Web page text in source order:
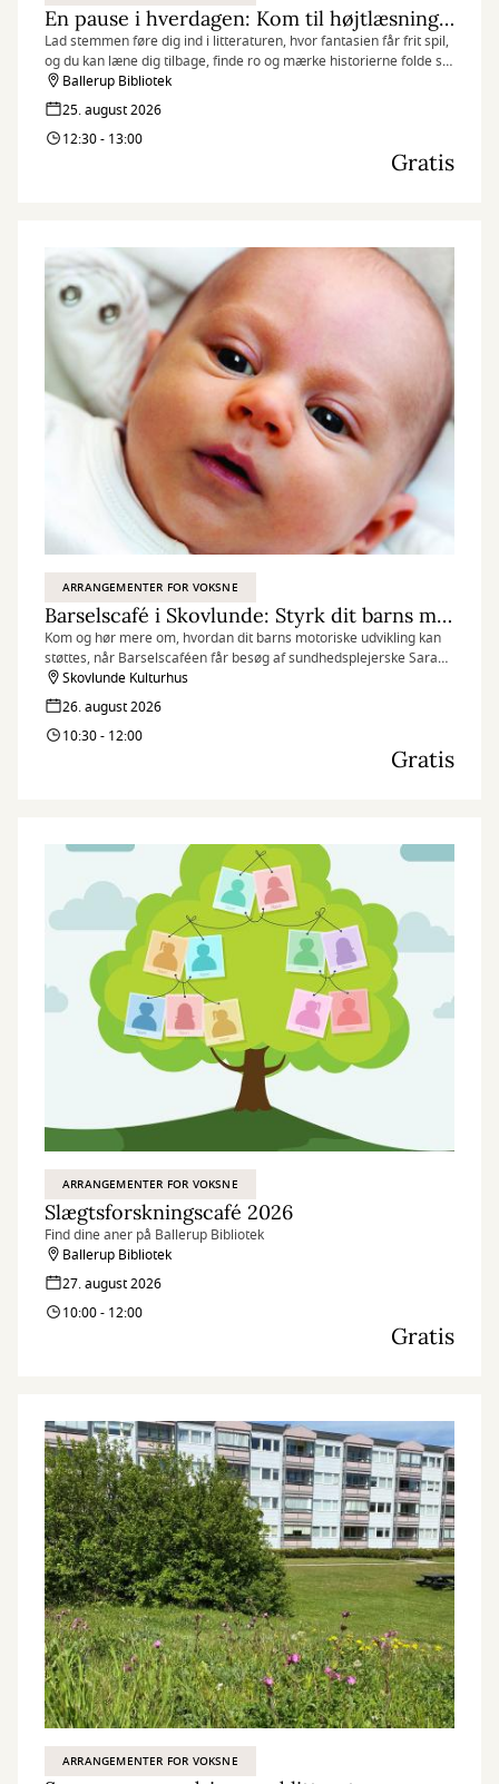
En pause i hverdagen: Kom til højtlæsning og mærk historiernes nærvær
Lad stemmen føre dig ind i litteraturen, hvor fantasien får frit spil,
og du kan læne dig tilbage, finde ro og mærke historierne folde sig
ud. Ballerup Bibliotek
25. august 2026
12:30 - 13:00
Gratis
ARRANGEMENTER FOR VOKSNE
Barselscafé i Skovlunde: Styrk dit barns motorik
Kom og hør mere om, hvordan dit barns motoriske udvikling kan
støttes, når Barselscaféen får besøg af sundhedsplejerske Sarah
B. Mazur.
Skovlunde Kulturhus
26. august 2026
10:30 - 12:00
Gratis
ARRANGEMENTER FOR VOKSNE
Slægtsforskningscafé 2026
Find dine aner på Ballerup Bibliotek
Ballerup Bibliotek
27. august 2026
10:00 - 12:00
Gratis
ARRANGEMENTER FOR VOKSNE